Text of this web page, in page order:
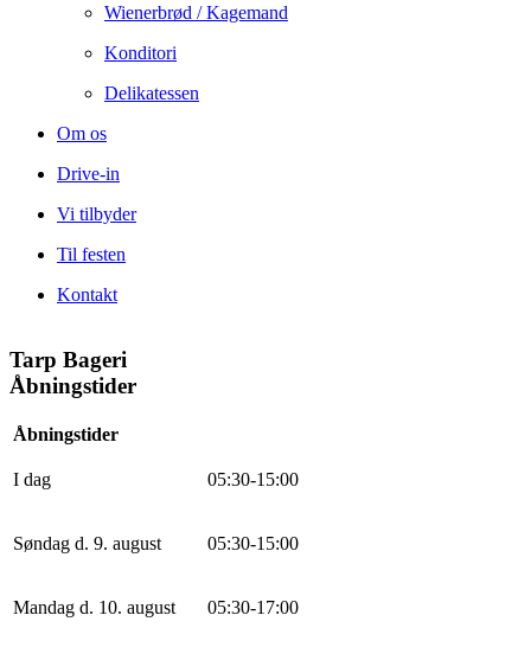
Wienerbrød / Kagemand
Konditori
Delikatessen
Om os
Drive-in
Vi tilbyder
Til festen
Kontakt
Tarp Bageri
Åbningstider
Åbningstider
I dag 05:30-15:00
Søndag d. 9. august 05:30-15:00
Mandag d. 10. august 05:30-17:00